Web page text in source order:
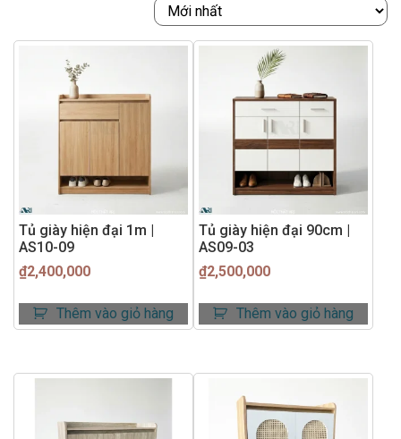
xếp
Tủ giày hiện đại 1m |
AS10-09
₫2,400,000
Thêm vào giỏ hàng
Tủ giày hiện đại 90cm |
AS09-03
₫2,500,000
Thêm vào giỏ hàng